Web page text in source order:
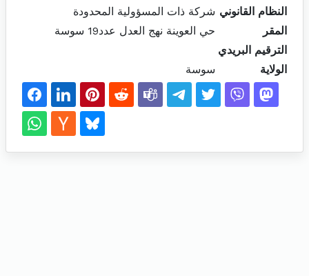
النظام القانوني شركة ذات المسؤولية المحدودة
المقر
حي العوينة نهج العدل عدد19 سوسة
الترقيم البريدي
الولاية
سوسة